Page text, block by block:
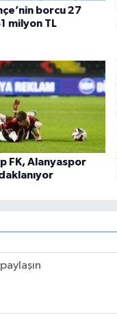
borcu 27
milyon TL
FK, Alanyaspor